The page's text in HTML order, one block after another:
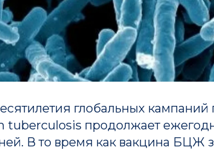
глобальных кампаний
продолжает
В то время как вакцина БЦЖ